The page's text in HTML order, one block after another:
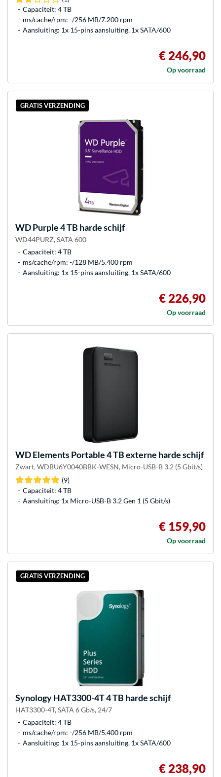
Capaciteit: 4 TB
ms/cache/rpm: -/256 MB/7.200 rpm
Aansluiting: 1x 15-pins aansluiting, 1x SATA/600
€ 246,90
Op voorraad
GRATIS VERZENDING
WDPurple 4 TB harde schijf
WD44PURZ, SATA 600
Capaciteit: 4 TB
ms/cache/rpm: -/128 MB/5.400 rpm
Aansluiting: 1x 15-pins aansluiting, 1x SATA/600
€ 226,90
Op voorraad
WDElements Portable 4 TB externe harde schijf
Zwart, WDBU6Y0040BBK-WESN, Micro-USB-B 3.2 (5 Gbit/s)
(9)
Capaciteit: 4 TB
Aansluiting: 1x Micro-USB-B 3.2 Gen 1 (5 Gbit/s)
€ 159,90
Op voorraad
GRATIS VERZENDING
SynologyHAT3300-4T 4 TB harde schijf
HAT3300-4T, SATA 6 Gb/s, 24/7
Capaciteit: 4 TB
ms/cache/rpm: -/256 MB/5.400 rpm
Aansluiting: 1x 15-pins aansluiting, 1x SATA/600
€ 238,90